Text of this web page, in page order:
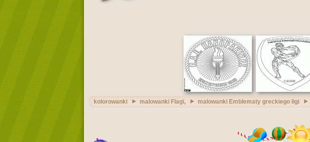
kolorowanki malowanki Flagi, malowanki Emblematy greckiego ligi